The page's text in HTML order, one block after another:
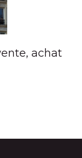
achat